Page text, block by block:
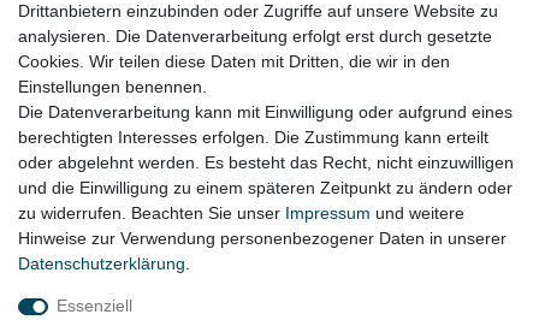
VW Passat 3C Bj. 2005 - 2010
VW Touran I Bj. 2005 - 2007
Lieferzeit etwa 1 bis 3 Werktage
Drittanbietern einzubinden oder Zugriffe auf unsere Website zu
analysieren. Die Datenverarbeitung erfolgt erst durch gesetzte
Cookies. Wir teilen diese Daten mit Dritten, die wir in den
Einstellungen benennen.
Die Datenverarbeitung kann mit Einwilligung oder aufgrund eines
berechtigten Interesses erfolgen. Die Zustimmung kann erteilt
oder abgelehnt werden. Es besteht das Recht, nicht einzuwilligen
und die Einwilligung zu einem späteren Zeitpunkt zu ändern oder
zu widerrufen. Beachten Sie unser Impressum und weitere
Hinweise zur Verwendung personenbezogener Daten in unserer
Daten­schutz­erklärung
Essenziell
Impressum